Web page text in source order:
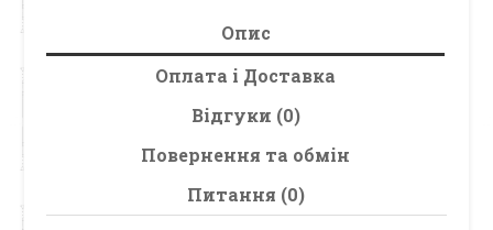
Опис
Оплата і Доставка
Відгуки (0)
Повернення та обмін
Питання (0)